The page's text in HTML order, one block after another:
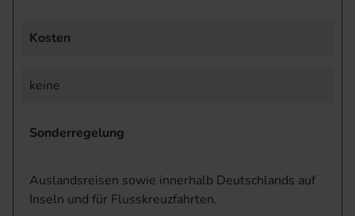
Kosten
keine
Sonderregelung
Auslandsreisen sowie innerhalb Deutschlands auf
Inseln und für Flusskreuzfahrten.